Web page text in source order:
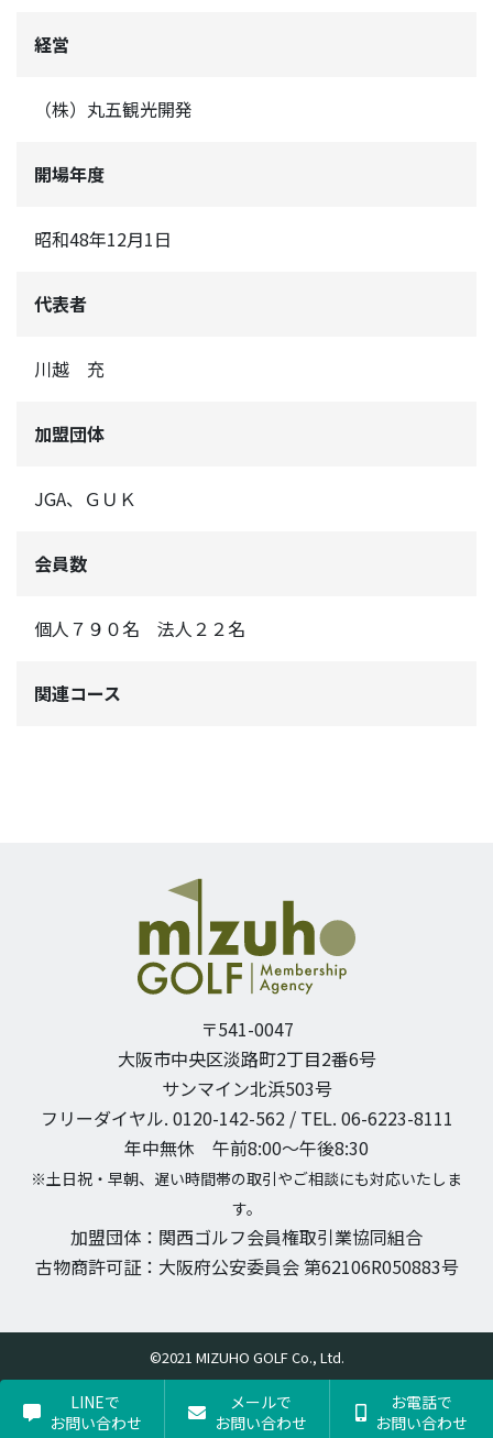
経営
（株）丸五観光開発
開場年度
昭和48年12月1日
代表者
川越 充
加盟団体
JGA、ＧＵＫ
会員数
個人７９０名 法人２２名
関連コース
〒541-0047
大阪市中央区淡路町2丁目2番6号
サンマイン北浜503号
フリーダイヤル. 0120-142-562 / TEL. 06-6223-8111
年中無休 午前8:00〜午後8:30
※土日祝・早朝、遅い時間帯の取引やご相談にも対応いたしま
す。
加盟団体：関西ゴルフ会員権取引業協同組合
古物商許可証：大阪府公安委員会 第62106R050883号
©2021 MIZUHO GOLF Co., Ltd.
LINEで
お問い合わせ
メールで
お問い合わせ
お電話で
お問い合わせ